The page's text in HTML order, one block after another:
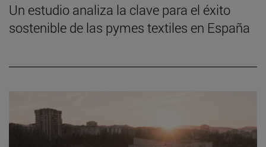
Un estudio analiza la clave para el éxito
sostenible de las pymes textiles en España